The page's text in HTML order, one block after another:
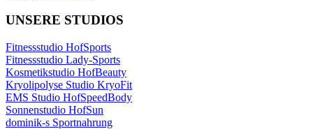
UNSERE STUDIOS
Fitnessstudio HofSports
Fitnessstudio Lady-Sports
Kosmetikstudio HofBeauty
Kryolipolyse Studio KryoFit
EMS Studio HofSpeedBody
Sonnenstudio HofSun
dominik-s Sportnahrung